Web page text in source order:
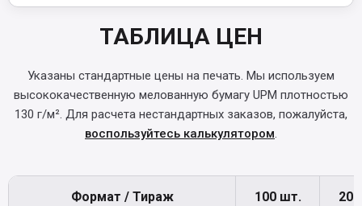
ТАБЛИЦА ЦЕН
Указаны стандартные цены на печать. Мы используем
высококачественную мелованную бумагу UPM плотностью
130 г/м². Для расчета нестандартных заказов, пожалуйста,
воспользуйтесь калькулятором.
Формат / Тираж 100 шт.